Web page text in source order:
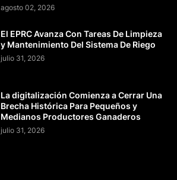
agosto 02, 2026
El EPRC Avanza Con Tareas De Limpieza
y Mantenimiento Del Sistema De Riego
julio 31, 2026
La digitalización Comienza a Cerrar Una
Brecha Histórica Para Pequeños y
Medianos Productores Ganaderos
julio 31, 2026